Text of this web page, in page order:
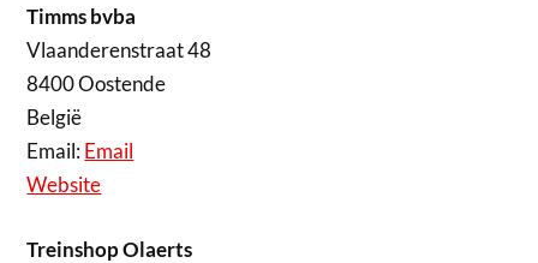
Timms bvba
Vlaanderenstraat 48
8400 Oostende
België
Email:Email
Website
Treinshop Olaerts